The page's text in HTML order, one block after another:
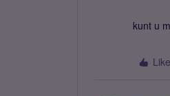
kunt u
Like